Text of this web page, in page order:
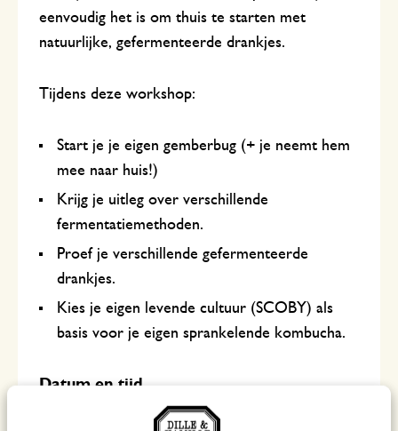
eenvoudig het is om thuis te starten met
natuurlijke, gefermenteerde drankjes.
Tijdens deze workshop:
Start je je eigen gemberbug (+ je neemt hem
mee naar huis!)
Krijg je uitleg over verschillende
fermentatiemethoden.
Proef je verschillende gefermenteerde
drankjes.
Kies je eigen levende cultuur (SCOBY) als
basis voor je eigen sprankelende kombucha.
Datum en tijd
Zaterdag 5 september van 10u30 tot +- 12u.